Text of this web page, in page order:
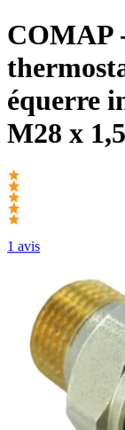
COMAP
équerre
M28 x 1,5
1 avis